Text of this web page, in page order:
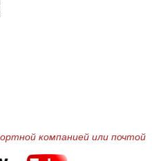
компанией или почтой